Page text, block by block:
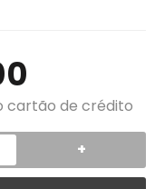
cartão de crédito
+